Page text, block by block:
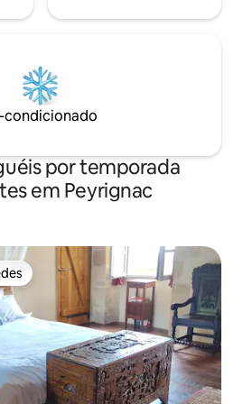
condicionado
por temporada
em Peyrignac
dos hóspedes